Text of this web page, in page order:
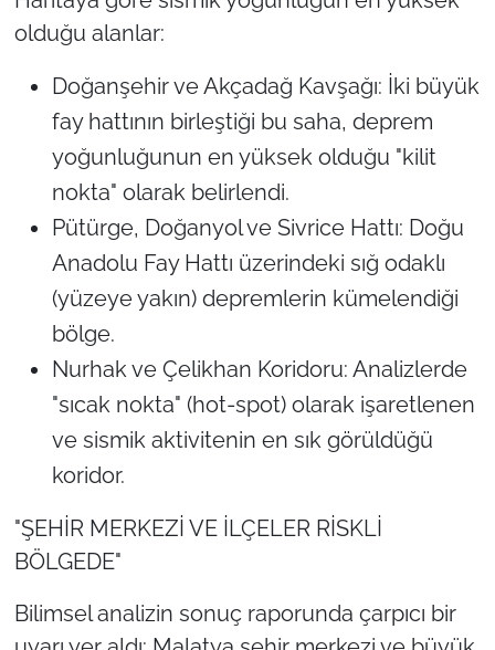
olduğu alanlar:
Doğanşehir ve Akçadağ Kavşağı: İki büyük
fay hattının birleştiği bu saha, deprem
yoğunluğunun en yüksek olduğu "kilit
nokta" olarak belirlendi.
Pütürge, Doğanyol ve Sivrice Hattı: Doğu
Anadolu Fay Hattı üzerindeki sığ odaklı
(yüzeye yakın) depremlerin kümelendiği
bölge.
Nurhak ve Çelikhan Koridoru: Analizlerde
"sıcak nokta" (hot-spot) olarak işaretlenen
ve sismik aktivitenin en sık görüldüğü
koridor.
"ŞEHİR MERKEZİ VE İLÇELER RİSKLİ
BÖLGEDE"
Bilimsel analizin sonuç raporunda çarpıcı bir